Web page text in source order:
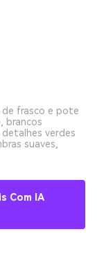
frasco e pote
brancos
verdes
suaves,
Com IA